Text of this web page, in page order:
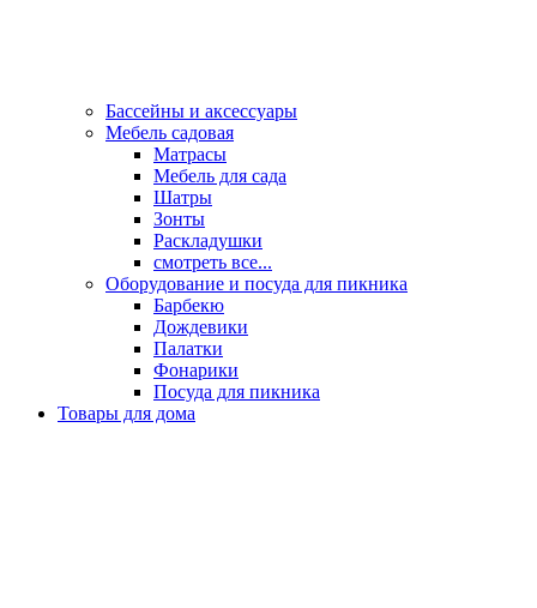
Бассейны и аксессуары
Мебель садовая
Матрасы
Мебель для сада
Шатры
Зонты
Раскладушки
смотреть все...
Оборудование и посуда для пикника
Барбекю
Дождевики
Палатки
Фонарики
Посуда для пикника
Товары для дома